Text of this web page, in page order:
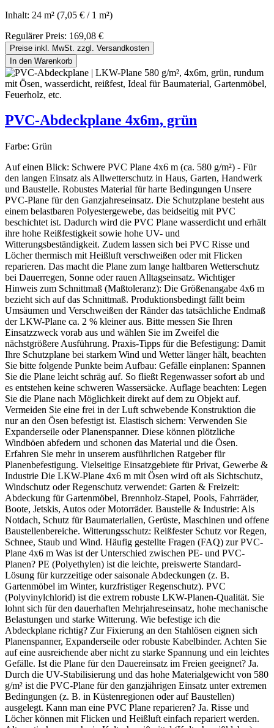
Inhalt: 24 m² (7,05 € / 1 m²)
Regulärer Preis: 169,08 €
Preise inkl. MwSt. zzgl. Versandkosten
In den Warenkorb
PVC-Abdeckplane 4x6m, grün
Farbe: Grün
Auf einen Blick: Schwere PVC Plane 4x6 m (ca. 580 g/m²) - Für
den langen Einsatz als Allwetterschutz in Haus, Garten, Handwerk
und Baustelle. Robustes Material für harte Bedingungen Unsere
PVC-Plane für den Ganzjahreseinsatz. Die Schutzplane besteht aus
einem belastbaren Polyestergewebe, das beidseitig mit PVC
beschichtet ist. Dadurch wird die PVC Plane wasserdicht und erhält
ihre hohe Reißfestigkeit sowie hohe UV- und
Witterungsbeständigkeit. Zudem lassen sich bei PVC Risse und
Löcher thermisch mit Heißluft verschweißen oder mit Flicken
reparieren. Das macht die Plane zum lange haltbaren Wetterschutz
bei Dauerregen, Sonne oder rauen Alltagseinsatz. Wichtiger
Hinweis zum Schnittmaß (Maßtoleranz): Die Größenangabe 4x6 m
bezieht sich auf das Schnittmaß. Produktionsbedingt fällt beim
Umsäumen und Verschweißen der Ränder das tatsächliche Endmaß
der LKW-Plane ca. 2 % kleiner aus. Bitte messen Sie Ihren
Einsatzzweck vorab aus und wählen Sie im Zweifel die
nächstgrößere Ausführung. Praxis-Tipps für die Befestigung: Damit
Ihre Schutzplane bei starkem Wind und Wetter länger hält, beachten
Sie bitte folgende Punkte beim Aufbau: Gefälle einplanen: Spannen
Sie die Plane leicht schräg auf. So fließt Regenwasser sofort ab und
es entstehen keine schweren Wassersäcke. Auflage beachten: Legen
Sie die Plane nach Möglichkeit direkt auf dem zu Objekt auf.
Vermeiden Sie eine frei in der Luft schwebende Konstruktion die
nur an den Ösen befestigt ist. Elastisch sichern: Verwenden Sie
Expanderseile oder Planenspanner. Diese können plötzliche
Windböen abfedern und schonen das Material und die Ösen.
Erfahren Sie mehr in unserem ausführlichen Ratgeber für
Planenbefestigung. Vielseitige Einsatzgebiete für Privat, Gewerbe &
Industrie Die LKW-Plane 4x6 m mit Ösen wird oft als Sichtschutz,
Windschutz oder Regenschutz verwendet: Garten & Freizeit:
Abdeckung für Gartenmöbel, Brennholz-Stapel, Pools, Fahrräder,
Boote, Jetskis, Autos oder Motorräder. Baustelle & Industrie: Als
Notdach, Schutz für Baumaterialien, Gerüste, Maschinen und offene
Baustellenbereiche. Witterungsschutz: Reißfester Schutz vor Regen,
Schnee, Staub und Wind. Häufig gestellte Fragen (FAQ) zur PVC-
Plane 4x6 m Was ist der Unterschied zwischen PE- und PVC-
Planen? PE (Polyethylen) ist die leichte, preiswerte Standard-
Lösung für kurzzeitige oder saisonale Abdeckungen (z. B.
Gartenmöbel im Winter, kurzfristiger Regenschutz). PVC
(Polyvinylchlorid) ist die extrem robuste LKW-Planen-Qualität. Sie
lohnt sich für den dauerhaften Mehrjahreseinsatz, hohe mechanische
Belastungen und starke Witterung. Wie befestige ich die
Abdeckplane richtig? Zur Fixierung an den Stahlösen eignen sich
Planenspanner, Expanderseile oder robuste Kabelbinder. Achten Sie
auf eine ausreichende aber nicht zu starke Spannung und ein leichtes
Gefälle. Ist die Plane für den Dauereinsatz im Freien geeignet? Ja.
Durch die UV-Stabilisierung und das hohe Materialgewicht von 580
g/m² ist die PVC-Plane für den ganzjährigen Einsatz unter extremen
Bedingungen (z. B. in Küstenregionen oder auf Baustellen)
ausgelegt. Kann man eine PVC Plane reparieren? Ja. Risse und
Löcher können mit Flicken und Heißluft einfach repariert werden.